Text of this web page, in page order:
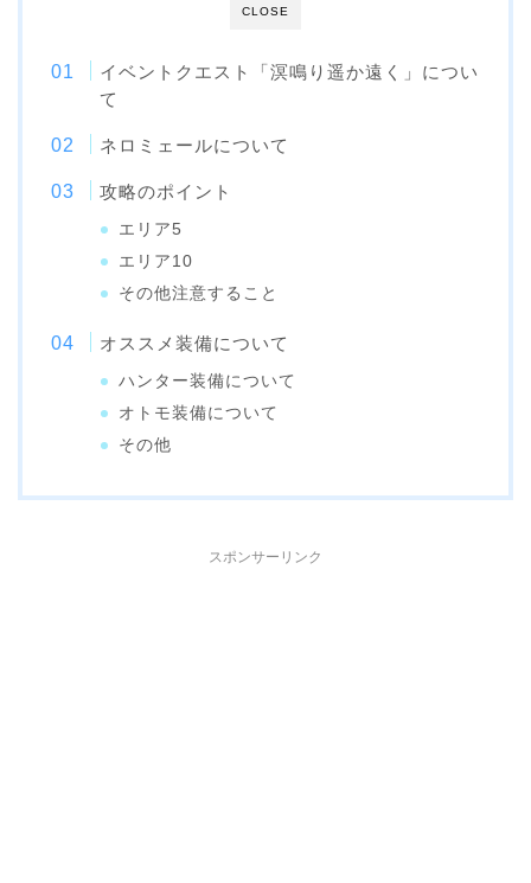
CLOSE
イベントクエスト「溟鳴り遥か遠く」につい
て
ネロミェールについて
攻略のポイント
エリア5
エリア10
その他注意すること
オススメ装備について
ハンター装備について
オトモ装備について
その他
スポンサーリンク